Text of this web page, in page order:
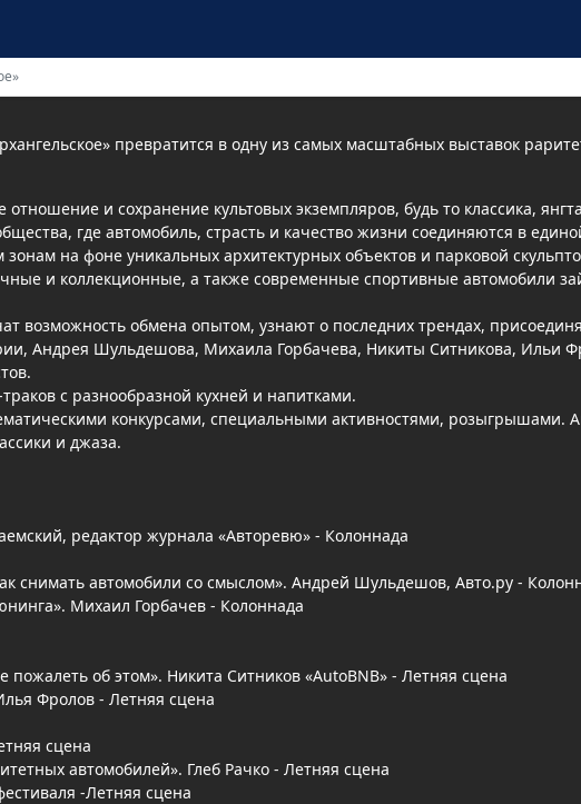
превратится в одну из самых масштабных выставок
и сохранение культовых экземпляров, будь то классика,
где автомобиль, страсть и качество жизни соединяются в
на фоне уникальных архитектурных объектов и парковой
и коллекционные, а также современные спортивные автомобили
возможность обмена опытом, узнают о последних трендах,
Андрея Шульдешова, Михаила Горбачева, Никиты Ситникова, Ильи
с разнообразной кухней и напитками.
конкурсами, специальными активностями, розыгрышами.
и джаза.
редактор журнала «Авторевю» - Колоннада
снимать автомобили со смыслом». Андрей Шульдешов, Авто.ру -
Михаил Горбачев - Колоннада
об этом». Никита Ситников «AutoBNB» - Летняя сцена
Фролов - Летняя сцена
сцена
автомобилей». Глеб Рачко - Летняя сцена
-Летняя сцена